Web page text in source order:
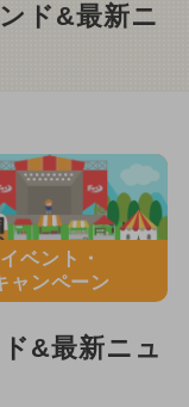
ド&最新ニ
イベント・
ャンペーン
&最新ニュ